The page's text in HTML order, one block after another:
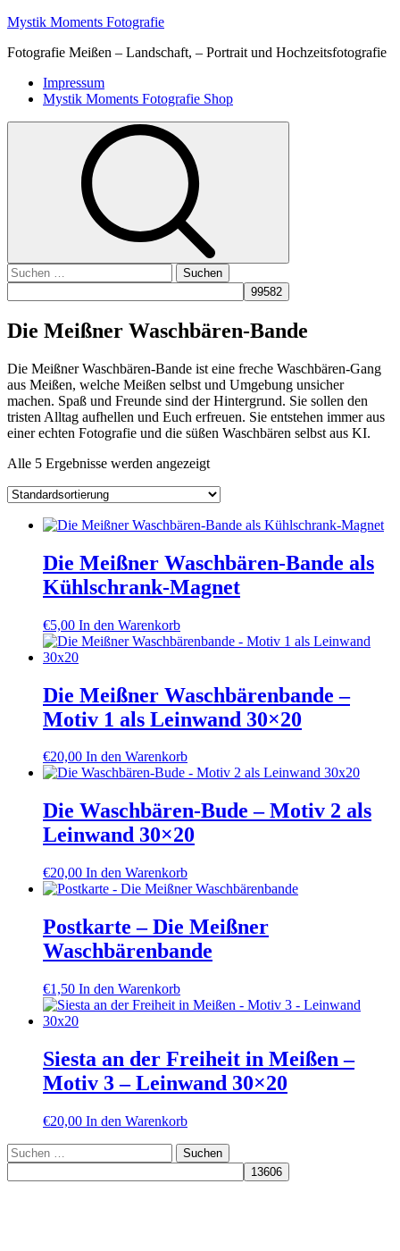
Skip
content
Mystik Moments Fotografie
Fotografie Meißen – Landschaft, – Portrait und Hochzeitsfotografie
Primary
Menu
Impressum
Mystik Moments Fotografie Shop
Suchen
nach:
Die Meißner Waschbären-Bande
Die Meißner Waschbären-Bande ist eine freche Waschbären-Gang
aus Meißen, welche Meißen selbst und Umgebung unsicher
machen. Spaß und Freunde sind der Hintergrund. Sie sollen den
tristen Alltag aufhellen und Euch erfreuen. Sie entstehen immer aus
einer echten Fotografie und die süßen Waschbären selbst aus KI.
Alle 5 Ergebnisse werden angezeigt
Die Meißner Waschbären-Bande als
Kühlschrank-Magnet
€5,00 In den Warenkorb
Die Meißner Waschbärenbande –
Motiv 1 als Leinwand 30×20
€20,00 In den Warenkorb
Die Waschbären-Bude – Motiv 2 als
Leinwand 30×20
€20,00 In den Warenkorb
Postkarte – Die Meißner
Waschbärenbande
€1,50 In den Warenkorb
Siesta an der Freiheit in Meißen –
Motiv 3 – Leinwand 30×20
€20,00 In den Warenkorb
Suchen
nach: